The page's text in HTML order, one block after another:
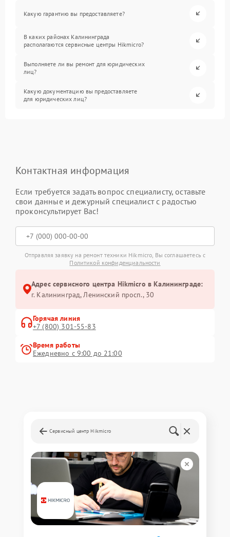
Какую гарантию вы предоставляете?
В каких районах Калининграда
располагаются сервисные центры Hikmicro?
Выполняете ли вы ремонт для юридических
лиц?
Какую документацию вы предоставляете
для юридических лиц?
Контактная информация
Если требуется задать вопрос специалисту, оставьте
свои данные и дежурный специалист с радостью
проконсультирует Вас!
Отправляя заявку на ремонт техники Hikmicro, Вы соглашаетесь с
Политикой конфиденциальности
Адрес сервисного центра Hikmicro в Калининграде:
г. Калининград, Ленинский просп., 30
Горячая линия
+7 (800) 301-55-83
Время работы
Ежедневно с 9:00 до 21:00
Сервисный центр Hikmicro